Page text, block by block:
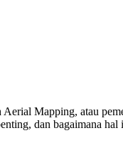
Mapping, atau
dan bagaimana